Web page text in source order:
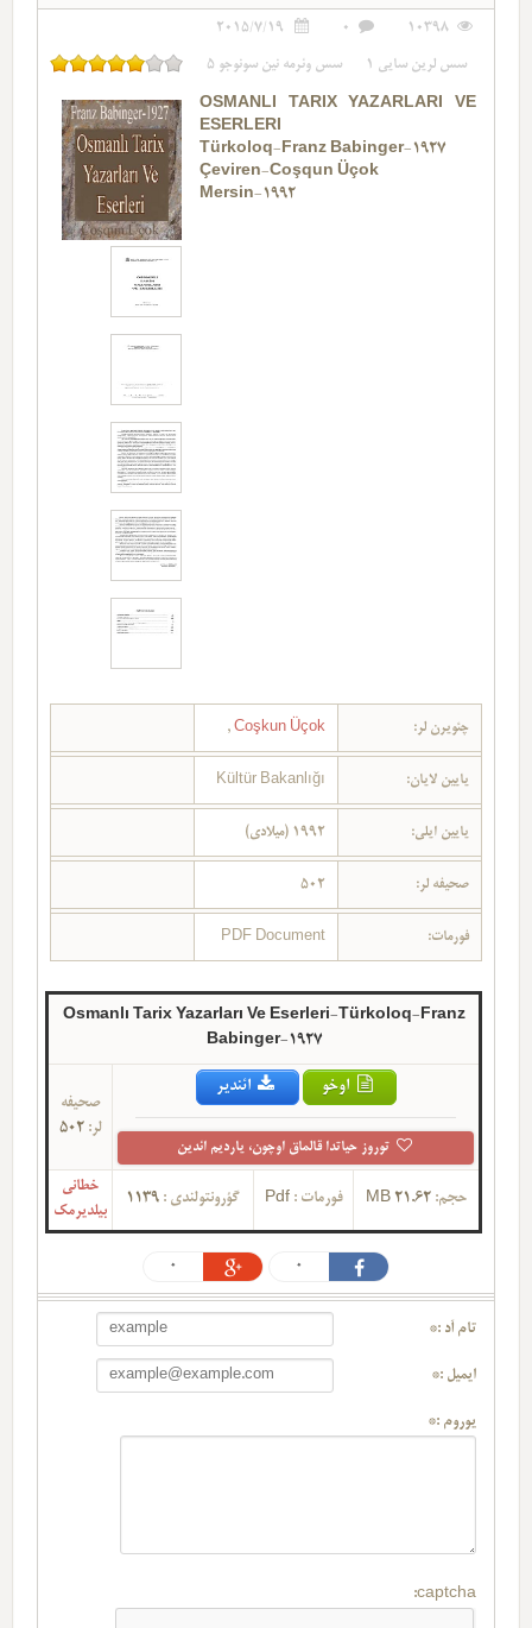
10398
0
2015/7/19
سس لرین سایی 1 سس وئرمه نین سونوجو 5
OSMANLI TARIX YAZARLARI VE
ESERLERI
Türkoloq-Franz Babinger-1927
Çeviren-Coşqun Üçok
Mersin-1992
چئویرن لر: Coşkun Üçok
,
یایین لایان: Kültür Bakanlığı
یایین ایلی: 1992 (میلادی)
صحیفه لر: 502
فورمات: PDF Document
Osmanlı Tarix Yazarları Ve Eserleri-Türkoloq-Franz
Babinger-1927
اوخو ائندیر
توروز حیاتدا قالماق اوچون، یاردیم ائدین
صحیفه
لر: 502
حجم: 21.62 MB فورمات :Pdf گؤرونتولندی : 1139
خطانی
بیلدیرمک
0
0
تام آد :*
ایمیل :*
یوروم :*
captcha: